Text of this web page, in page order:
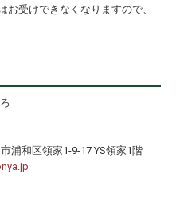
お受けできなくなりますので、
浦和区領家1-9-17 YS領家1階